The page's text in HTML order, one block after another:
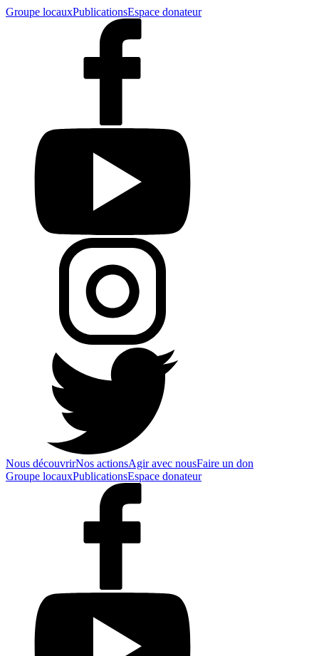
Groupe locauxPublicationsEspace donateur
Nous découvrirNos actionsAgir avec nousFaire un don
Groupe locauxPublicationsEspace donateur